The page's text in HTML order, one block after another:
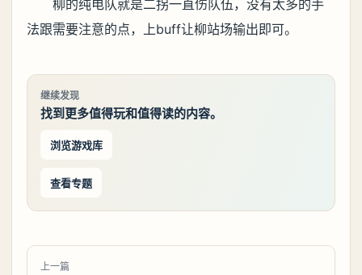
柳的纯电队就是二拐一直伤队伍，没有太多的手
法跟需要注意的点，上buff让柳站场输出即可。
继续发现
找到更多值得玩和值得读的内容。
浏览游戏库
查看专题
上一篇